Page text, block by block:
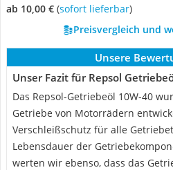
ab 10,00 € ( Sofort lieferbar)
Preisvergleich und
Unsere
Unser Fazit für Repsol
Das Repsol-Getriebeöl 10W-40
Getriebe von Motorrädern
Verschleißschutz für alle
Lebensdauer der
werten wir ebenso, dass das